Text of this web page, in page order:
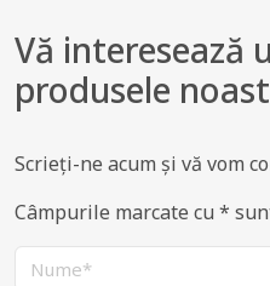
Vă interesează
produsele
Scrieți-ne acum și vă vom
Câmpurile marcate cu *